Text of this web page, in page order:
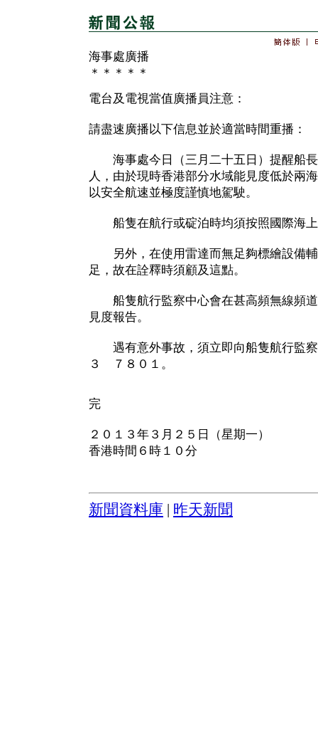
海事處廣播
＊＊＊＊＊
電台及電視當值廣播員注意：
請盡速廣播以下信息並於適當時間重播：
海事處今日（三月二十五日）提醒船長
人，由於現時香港部分水域能見度低於兩
以安全航速並極度謹慎地駕駛。
船隻在航行或碇泊時均須按照國際海上
另外，在使用雷達而無足夠標繪設備輔
足，故在詮釋時須顧及這點。
船隻航行監察中心會在甚高頻無線頻道
見度報告。
遇有意外事故，須立即向船隻航行監察
３ ７８０１。
完
２０１３年３月２５日（星期一）
香港時間６時１０分
新聞資料庫 昨天新聞